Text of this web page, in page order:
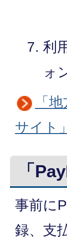
利
ォ
「
サイト
「
事前に
録、支